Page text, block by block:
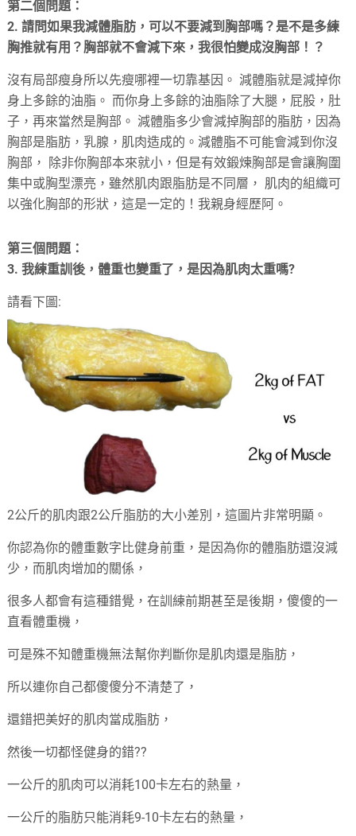
第二個問題：
2. 請問如果我減體脂肪，可以不要減到胸部嗎？是不是多練
胸推就有用？胸部就不會減下來，我很怕變成沒胸部！？
沒有局部瘦身所以先瘦哪裡一切靠基因。 減體脂就是減掉你
身上多餘的油脂。 而你身上多餘的油脂除了大腿，屁股，肚
子，再來當然是胸部。 減體脂多少會減掉胸部的脂肪，因為
胸部是脂肪，乳腺，肌肉造成的。減體脂不可能會減到你沒
胸部， 除非你胸部本來就小，但是有效鍛煉胸部是會讓胸圍
集中或胸型漂亮，雖然肌肉跟脂肪是不同層， 肌肉的組織可
以強化胸部的形狀，這是一定的！我親身經歷阿。
第三個問題：
3. 我練重訓後，體重也變重了，是因為肌肉太重嗎?
請看下圖:
2公斤的肌肉跟2公斤脂肪的大小差別，這圖片非常明顯。
你認為你的體重數字比健身前重，是因為你的體脂肪還沒減
少，而肌肉增加的關係，
很多人都會有這種錯覺，在訓練前期甚至是後期，傻傻的一
直看體重機，
可是殊不知體重機無法幫你判斷你是肌肉還是脂肪，
所以連你自己都傻傻分不清楚了，
還錯把美好的肌肉當成脂肪，
然後一切都怪健身的錯??
一公斤的肌肉可以消耗100卡左右的熱量，
一公斤的脂肪只能消耗9-10卡左右的熱量，